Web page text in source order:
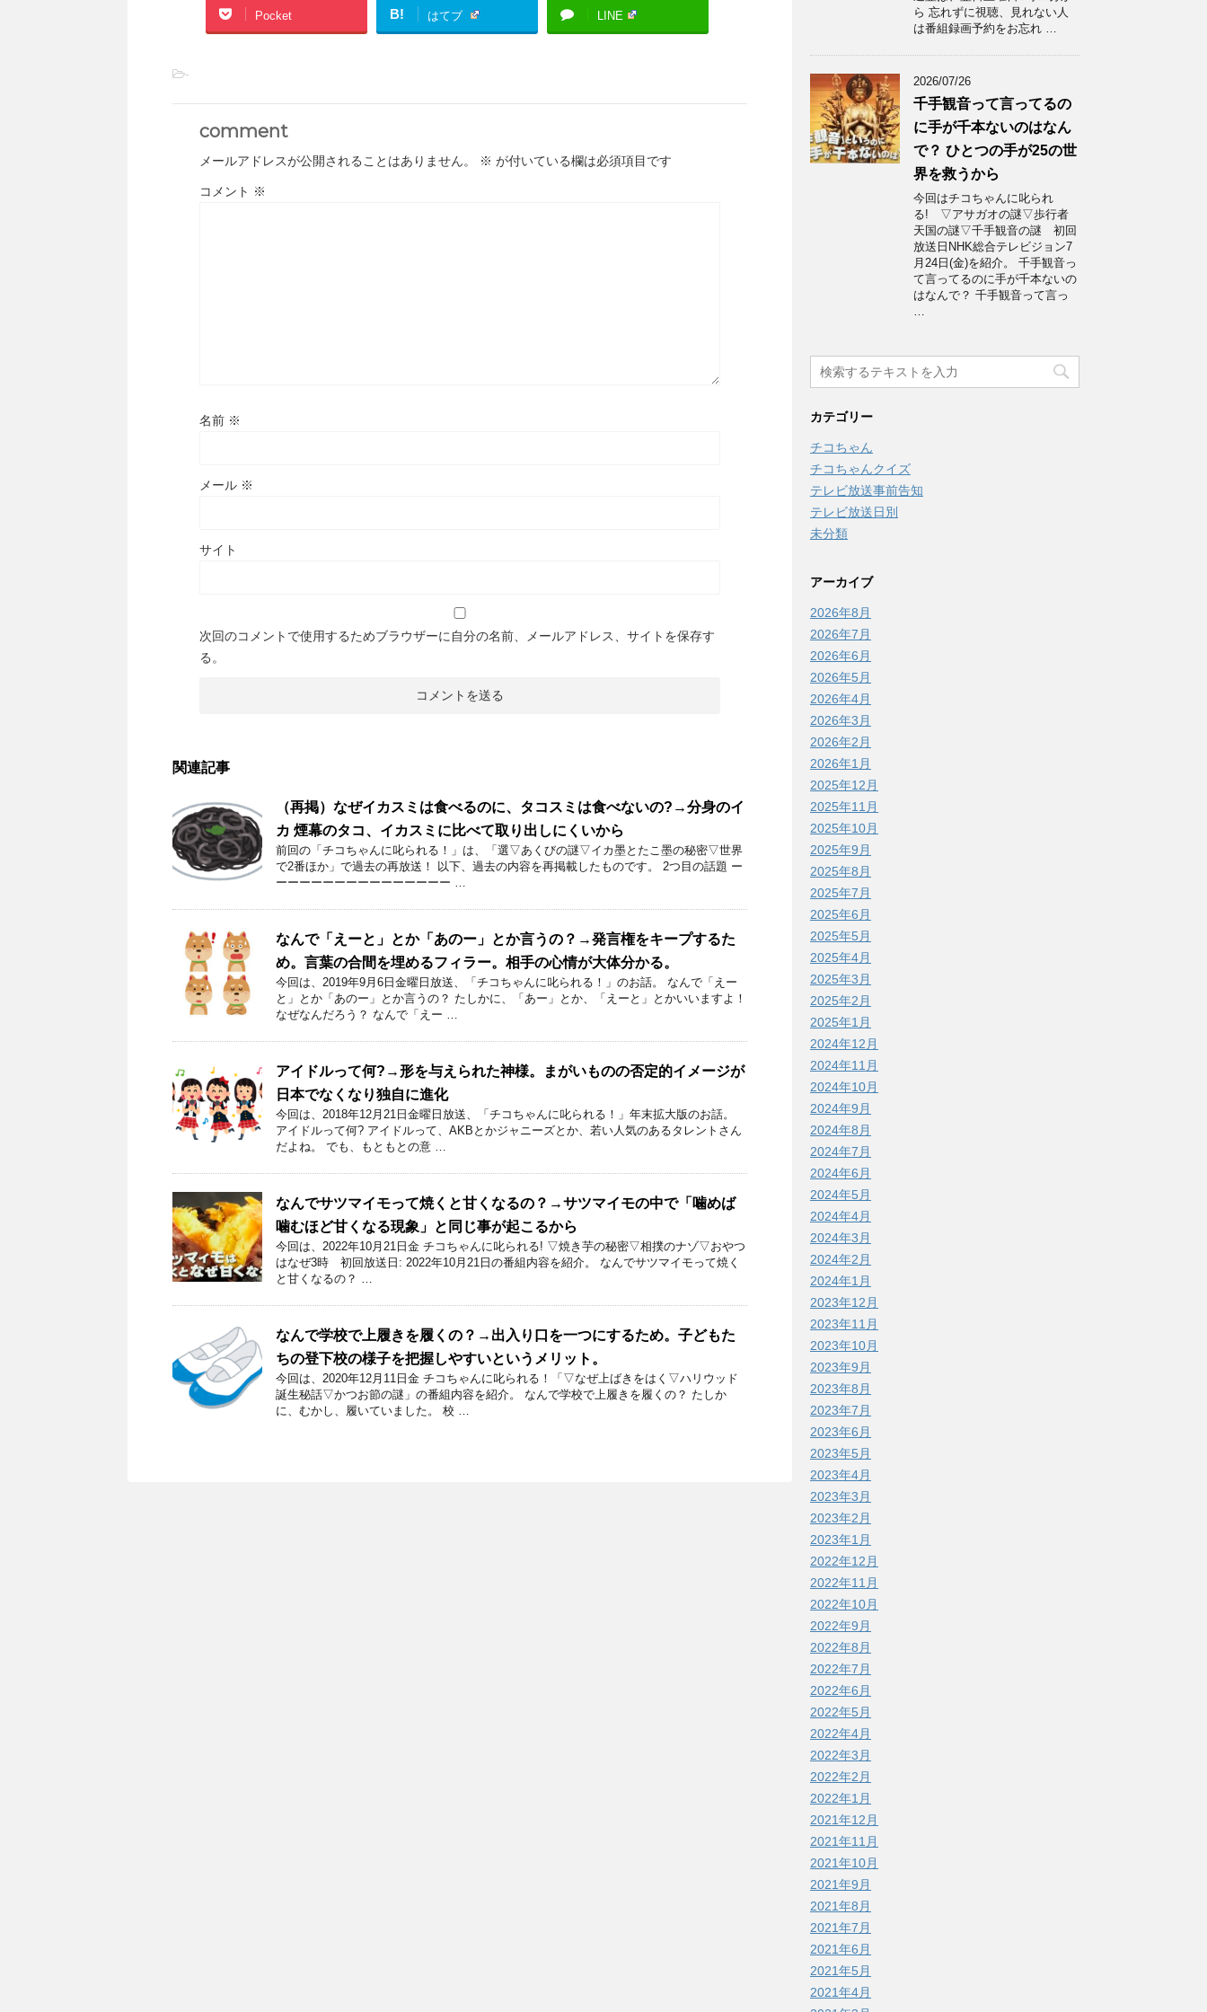
Pocket B! はてブ LINE
-
comment
メールアドレスが公開されることはありません。 ※ が付いている欄は必須項目です
コメント ※
名前 ※
メール ※
サイト
次回のコメントで使用するためブラウザーに自分の名前、メールアドレス、サイトを保存す
る。
関連記事
（再掲）なぜイカスミは食べるのに、タコスミは食べないの?→分身のイ
カ 煙幕のタコ、イカスミに比べて取り出しにくいから
前回の「チコちゃんに叱られる！」​は、「選▽あくびの謎▽イカ墨とたこ墨の秘密▽世界
で2番ほか」で過去の再放送！ 以下、過去の内容を再掲載したものです。 2つ目の話題 ー
ーーーーーーーーーーーーーーー …
なんで「えーと」とか「あのー」とか言うの？→発言権をキープするた
め。言葉の合間を埋めるフィラー。相手の心情が大体分かる。
今回は、2019年9月6日金曜日放送、「チコちゃんに叱られる！」のお話。 なんで「えー
と」とか「あのー」とか言うの？ たしかに、「あー」とか、「えーと」とかいいますよ！
なぜなんだろう？ なんで「えー …
アイドルって何?→形を与えられた神様。まがいものの否定的イメージが
日本でなくなり独自に進化
今回は、2018年12月21日金曜日放送、「チコちゃんに叱られる！」年末拡大版のお話。
アイドルって何? アイドルって、AKBとかジャニーズとか、若い人気のあるタレントさん
だよね。 でも、もともとの意 …
なんでサツマイモって焼くと甘くなるの？→サツマイモの中で「噛めば
噛むほど甘くなる現象」と同じ事が起こるから
今回は、2022年10月21日金 チコちゃんに叱られる! ▽焼き芋の秘密▽相撲のナゾ▽おやつ
はなぜ3時 初回放送日: 2022年10月21日の番組内容を紹介。 なんでサツマイモって焼く
と甘くなるの？ …
なんで学校で上履きを履くの？→出入り口を一つにするため。子どもた
ちの登下校の様子を把握しやすいというメリット。
今回は、2020年12月11日金 チコちゃんに叱られる！「▽なぜ上ばきをはく▽ハリウッド
誕生秘話▽かつお節の謎」の番組内容を紹介。 なんで学校で上履きを履くの？ たしか
に、むかし、履いていました。 校 …
ら 忘れずに視聴、見れない人
は番組録画予約をお忘れ …
2026/07/26
千手観音って言ってるの
に手が千本ないのはなん
で？ ひとつの手が25の世
界を救うから
今回はチコちゃんに叱られ
る! ▽アサガオの謎▽歩行者
天国の謎▽千手観音の謎 初回
放送日NHK総合テレビジョン7
月24日(金)を紹介。 千手観音っ
て言ってるのに手が千本ないの
はなんで？ 千手観音って言っ
…
カテゴリー
チコちゃん
チコちゃんクイズ
テレビ放送事前告知
テレビ放送日別
未分類
アーカイブ
2026年8月
2026年7月
2026年6月
2026年5月
2026年4月
2026年3月
2026年2月
2026年1月
2025年12月
2025年11月
2025年10月
2025年9月
2025年8月
2025年7月
2025年6月
2025年5月
2025年4月
2025年3月
2025年2月
2025年1月
2024年12月
2024年11月
2024年10月
2024年9月
2024年8月
2024年7月
2024年6月
2024年5月
2024年4月
2024年3月
2024年2月
2024年1月
2023年12月
2023年11月
2023年10月
2023年9月
2023年8月
2023年7月
2023年6月
2023年5月
2023年4月
2023年3月
2023年2月
2023年1月
2022年12月
2022年11月
2022年10月
2022年9月
2022年8月
2022年7月
2022年6月
2022年5月
2022年4月
2022年3月
2022年2月
2022年1月
2021年12月
2021年11月
2021年10月
2021年9月
2021年8月
2021年7月
2021年6月
2021年5月
2021年4月